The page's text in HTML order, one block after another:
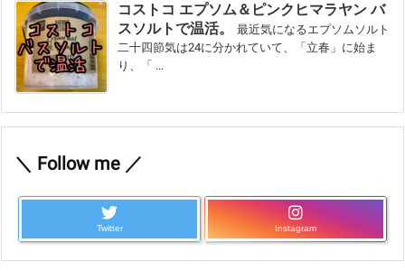
コストコ エプソム＆ピンクヒマラヤン バ
スソルトで温活。
最近気になるエプソムソルト
二十四節気は24に分かれていて、「立春」に始ま
り、「 ...
＼ Follow me ／
Twitter Instagram